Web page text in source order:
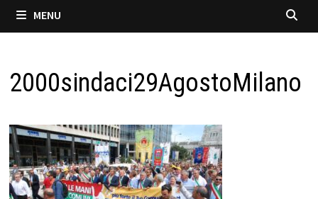
MENU
2000sindaci29AgostoMilano